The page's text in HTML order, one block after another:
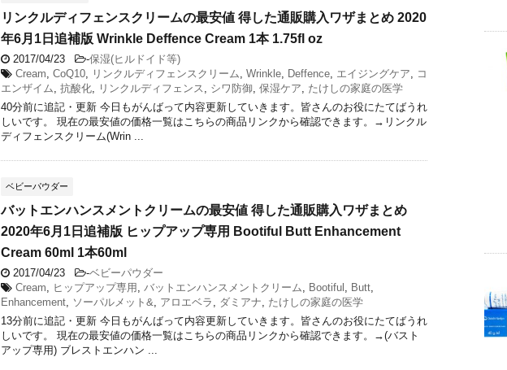
リンクルディフェンスクリームの最安値 得した通販購入ワザまとめ 2020
年6月1日追補版 Wrinkle Deffence Cream 1本 1.75fl oz
2017/04/23 -保湿(ヒルドイド等)
Cream, CoQ10, リンクルディフェンスクリーム, Wrinkle, Deffence, エイジングケア, コ
エンザイム, 抗酸化, リンクルディフェンス , シワ防御, 保湿ケア, たけしの家庭の医学
40分前に追記・更新 今日もがんばって内容更新していきます。皆さんのお役にたてばうれ
しいです。 現在の最安値の価格一覧はこちらの商品リンクから確認できます。→リンクル
ディフェンスクリーム(Wrin ...
ベビーパウダー
バットエンハンスメントクリームの最安値 得した通販購入ワザまとめ
2020年6月1日追補版 ヒップアップ専用 Bootiful Butt Enhancement
Cream 60ml 1本60ml
2017/04/23 -ベビーパウダー
Cream, ヒップアップ専用 , バットエンハンスメントクリーム, Bootiful , Butt,
Enhancement, ソーパルメット&, アロエベラ , ダミアナ, たけしの家庭の医学
13分前に追記・更新 今日もがんばって内容更新していきます。皆さんのお役にたてばうれ
しいです。 現在の最安値の価格一覧はこちらの商品リンクから確認できます。→(バスト
アップ専用) ブレストエンハン ...